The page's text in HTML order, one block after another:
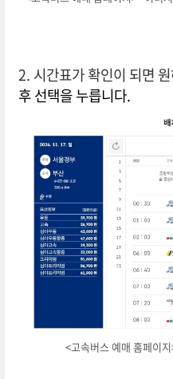
2. 시간표가 확인이 되면
후 선택을누릅니다.
<고속버스 예매 홈페이